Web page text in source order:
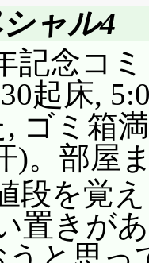
ャル4
記念コ
起床,
ゴミ箱
)。部屋
段を覚
置きが